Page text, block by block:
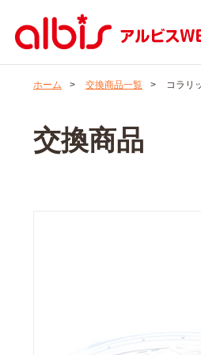
ホーム > 交換商品一覧 > コラリ
交換商品